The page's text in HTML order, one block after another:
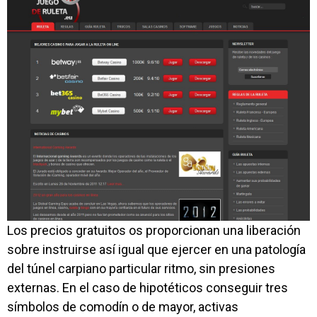
Los precios gratuitos os proporcionan una liberación
sobre instruirse así­ igual que ejercer en una patologí­a
del túnel carpiano particular ritmo, sin presiones
externas. En el caso de hipotéticos conseguir tres
símbolos de comodín o de mayor, activas